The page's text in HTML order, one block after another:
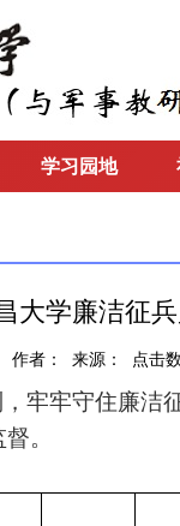
学习园地
大学廉洁征
作者： 来源： 点击
牢守住廉洁
。